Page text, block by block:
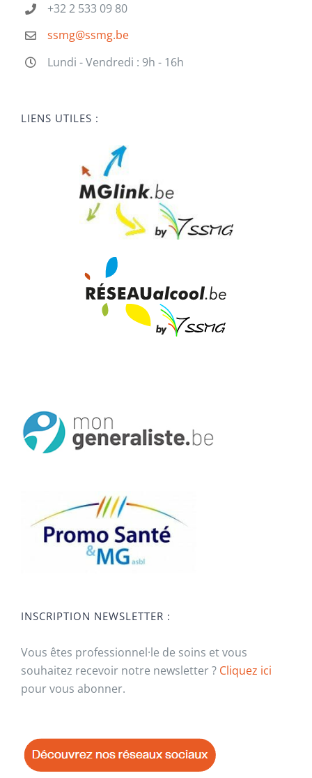
+32 2 533 09 80
ssmg@ssmg.be
Lundi - Vendredi : 9h - 16h
LIENS UTILES :
INSCRIPTION NEWSLETTER :
Vous êtes professionnel·le de soins et vous
souhaitez recevoir notre newsletter ? Cliquez ici
pour vous abonner.